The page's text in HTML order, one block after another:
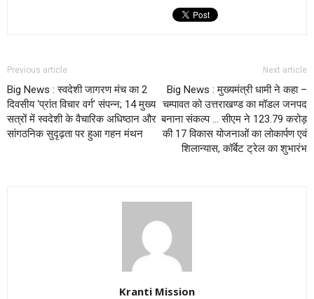
Previous article
Big News : स्वदेशी जागरण मंच का 2
दिवसीय ‘प्रांत विचार वर्ग’ संपन्न; 14 मुख्य
सत्रों में स्वदेशी के वैचारिक अधिष्ठान और
सांगठनिक सुदृढ़ता पर हुआ गहन मंथन
Next article
Big News : मुख्यमंत्री धामी ने कहा –
चम्पावत को उत्तराखण्ड का मॉडल जनपद
बनाना संकल्प … सीएम ने 123.79 करोड़
की 17 विकास योजनाओं का लोकार्पण एवं
शिलान्यास, कॉर्बेट ट्रेल का शुभारंभ
Kranti Mission